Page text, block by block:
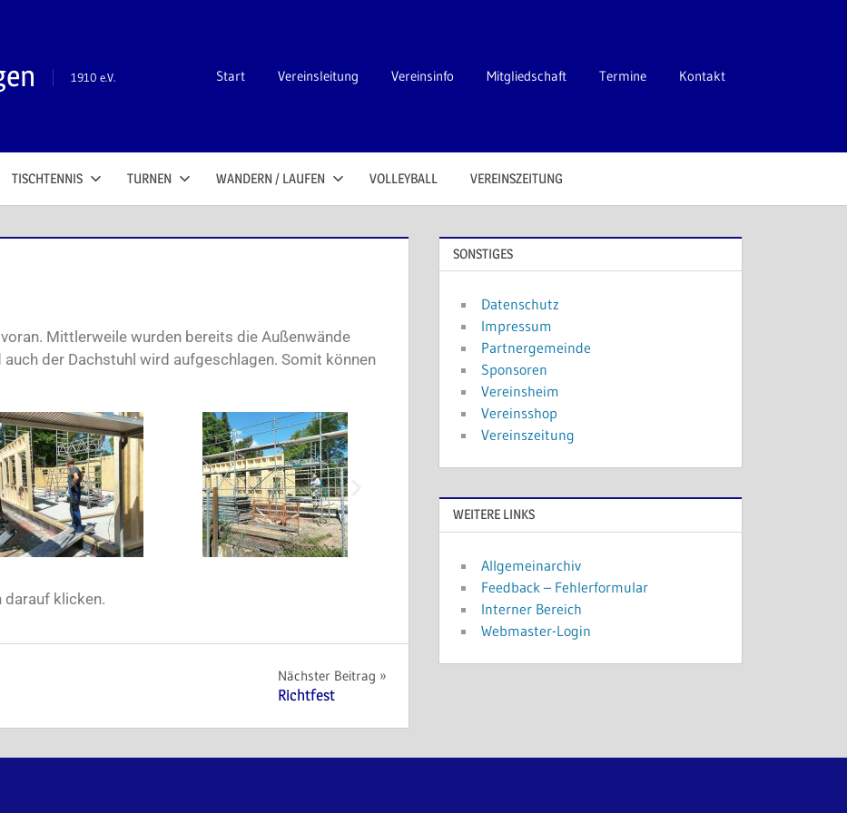
1910 e.V. Start Vereinsleitung Vereinsinfo Mitgliedschaft Termine Kontakt
TISCHTENNIS TURNEN WANDERN / LAUFEN VOLLEYBALL VEREINSZEITUNG
Mittlerweile wurden bereits die Außenwände
der Dachstuhl wird aufgeschlagen. Somit können
darauf klicken.
Nächster Beitrag
Richtfest
SONSTIGES
Datenschutz
Impressum
Partnergemeinde
Sponsoren
Vereinsheim
Vereinsshop
Vereinszeitung
WEITERE LINKS
Allgemeinarchiv
Feedback – Fehlerformular
Interner Bereich
Webmaster-Login